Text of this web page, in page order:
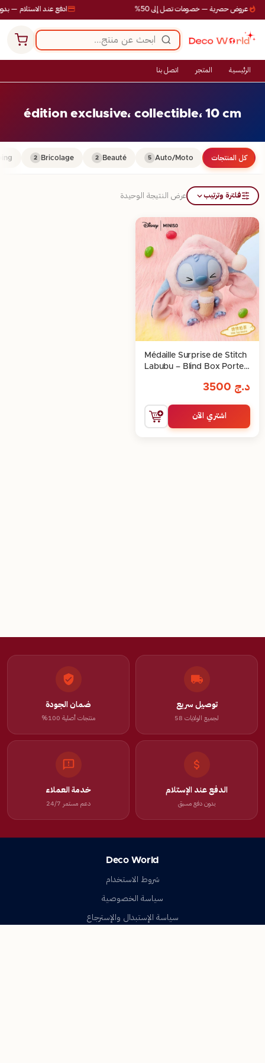
ادفع عند الاستلام — عروض حصرية — خصومات تصل إلى 50%
الرئيسية المتجر اتصل بنا
édition exclusive، collectible، 10 cm
كل المنتجات Auto/Moto
5
Beauté
2
Bricolage
2
فلترة وترتيب عرض النتيجة الوحيدة
Médaille Surprise de Stitch
Labubu – Blind Box Porte-
د.ج
اشتري الآن
توصيل سريع
لجميع الولايات 58
ضمان الجودة
منتجات أصلية 100%
الدفع عند الإستلام
بدون دفع مسبق
خدمة العملاء
دعم مستمر 24/7
Deco World
شروط الاستخدام
سياسة الخصوصية
سياسة الإستبدال والإسترجاع